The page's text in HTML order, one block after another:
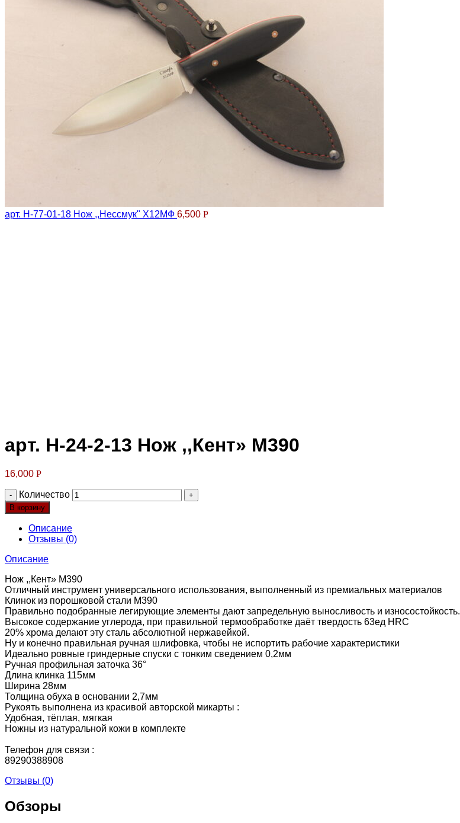
арт. Н-77-01-18 Нож ,,Нессмук" Х12МФ 6,500 Р
арт. Н-24-2-13 Нож ,,Кент» М390
16,000 Р
Количество
В корзину
Описание
Отзывы (0)
Описание
Нож ,,Кент» М390
Отличный инструмент универсального использования, выполненный из премиальных материалов
Клинок из порошковой стали М390
Правильно подобранные легирующие элементы дают запредельную выносливость и износостойкость.
Высокое содержание углерода, при правильной термообработке даёт твердость 63ед HRC
20% хрома делают эту сталь абсолютной нержавейкой.
Ну и конечно правильная ручная шлифовка, чтобы не испортить рабочие характеристики
Идеально ровные гриндерные спуски с тонким сведением 0,2мм
Ручная профильная заточка 36°
Длина клинка 115мм
Ширина 28мм
Толщина обуха в основании 2,7мм
Рукоять выполнена из красивой авторской микарты :
Удобная, тёплая, мягкая
Ножны из натуральной кожи в комплекте
Телефон для связи :
89290388908
Отзывы (0)
Обзоры